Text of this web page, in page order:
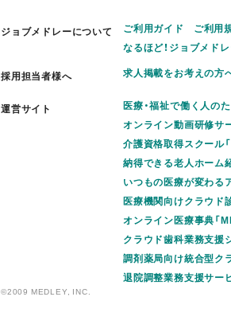
ジョブメドレーについて ご利用ガイド ご利用
なるほど！ジョブメド
採用担当者様へ
求人掲載をお考えの方
運営サイト
医療・福祉で働く人の
オンライン動画研修サ
介護資格取得スクール
納得できる老人ホーム
いつもの医療が変わる
医療機関向けクラウド
オンライン医療事典「
クラウド歯科業務支援
調剤薬局向け統合型ク
退院調整業務支援サー
©2009 MEDLEY, INC.